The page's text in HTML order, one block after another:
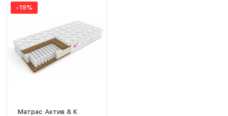
-19%
Матрас Актив & К